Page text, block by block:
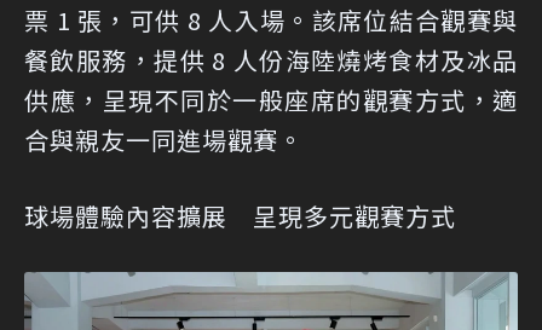
票 1 張，可供 8 人入場。該席位結合觀賽與
餐飲服務，提供 8 人份海陸燒烤食材及冰品
供應，呈現不同於一般座席的觀賽方式，適
合與親友一同進場觀賽。
球場體驗內容擴展 呈現多元觀賽方式